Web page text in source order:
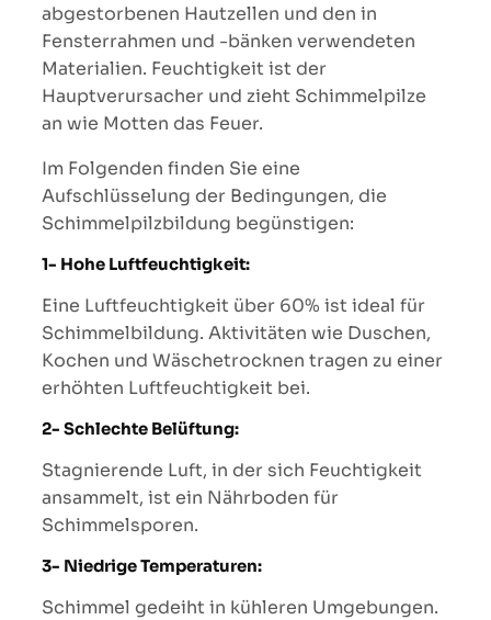
abgestorbenen Hautzellen und den in
Fensterrahmen und -bänken verwendeten
Materialien. Feuchtigkeit ist der
Hauptverursacher und zieht Schimmelpilze
an wie Motten das Feuer.
Im Folgenden finden Sie eine
Aufschlüsselung der Bedingungen, die
Schimmelpilzbildung begünstigen:
1- Hohe Luftfeuchtigkeit:
Eine Luftfeuchtigkeit über 60% ist ideal für
Schimmelbildung. Aktivitäten wie Duschen,
Kochen und Wäschetrocknen tragen zu einer
erhöhten Luftfeuchtigkeit bei.
2- Schlechte Belüftung:
Stagnierende Luft, in der sich Feuchtigkeit
ansammelt, ist ein Nährboden für
Schimmelsporen.
3- Niedrige Temperaturen:
Schimmel gedeiht in kühleren Umgebungen.